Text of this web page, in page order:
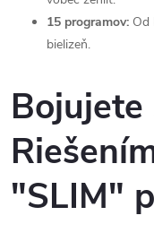
15 programov: Od
bielizeň.
Bojujete
"SLIM"